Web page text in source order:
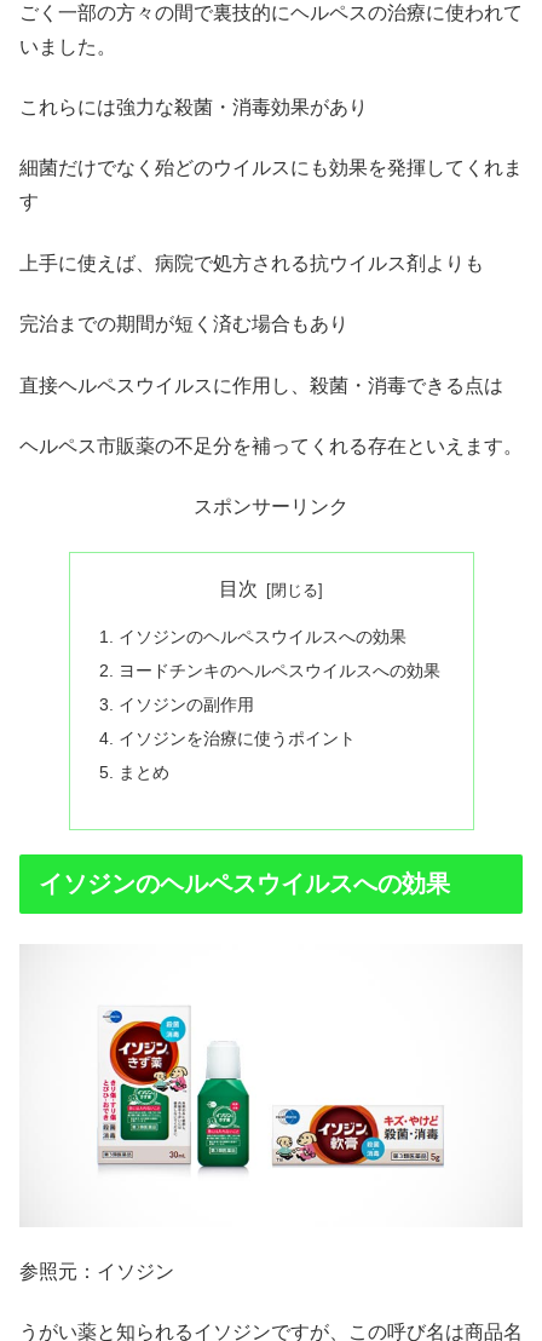
ごく一部の方々の間で裏技的にヘルペスの治療に使われて
いました。
これらには強力な殺菌・消毒効果があり
細菌だけでなく殆どのウイルスにも効果を発揮してくれま
す
上手に使えば、病院で処方される抗ウイルス剤よりも
完治までの期間が短く済む場合もあり
直接ヘルペスウイルスに作用し、殺菌・消毒できる点は
ヘルペス市販薬の不足分を補ってくれる存在といえます。
スポンサーリンク
目次
イソジンのヘルペスウイルスへの効果
ヨードチンキのヘルペスウイルスへの効果
イソジンの副作用
イソジンを治療に使うポイント
まとめ
イソジンのヘルペスウイルスへの効果
参照元：イソジン
うがい薬と知られるイソジンですが、この呼び名は商品名